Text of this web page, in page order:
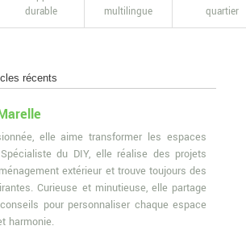
durable
multilingue
quartier
récents
elle aime transformer les espaces
du DIY, elle réalise des projets
extérieur et trouve toujours des
Curieuse et minutieuse, elle partage
pour personnaliser chaque espace
harmonie.